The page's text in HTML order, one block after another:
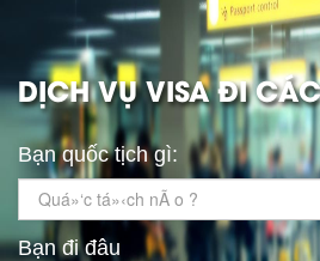
DỊCH VỤ VISA ĐI
Bạn quốc tịch gì:
Quá»‘c tá»‹ch nÃ o ?
Bạn đi đâu